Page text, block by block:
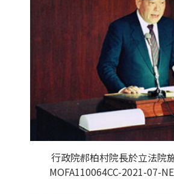
行政院郝柏村院長於立法院
MOFA110064CC-2021-07-